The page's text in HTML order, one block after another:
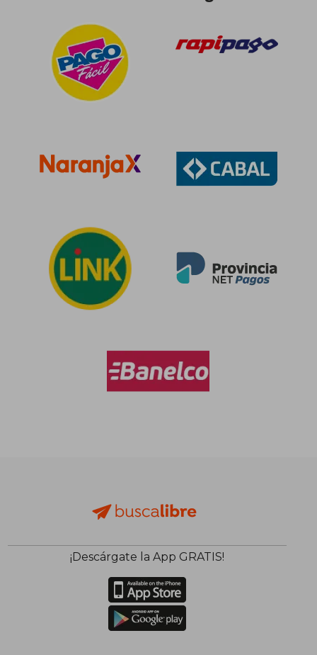
¡Descárgate la App GRATIS!